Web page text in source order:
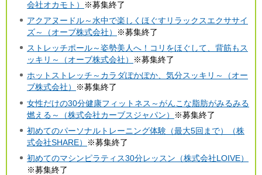
会社オカモト）
※募集終了
アクアヌードル～水中で楽しくほぐすリラックスエクササイ
ズ～（オーブ株式会社）
※募集終了
ストレッチポール～姿勢美人へ！コリをほぐして、背筋もス
ッキリ～（オーブ株式会社）
※募集終了
ホットストレッチ～カラダぽかぽか、気分スッキリ～（オー
ブ株式会社）
※募集終了
女性だけの30分健康フィットネス～がんこな脂肪がみるみる
燃える～（株式会社カーブスジャパン）
※募集終了
初めてのパーソナルトレーニング体験（最大5回まで）（株
式会社SHARE）
※募集終了
初めてのマシンピラティス30分レッスン（株式会社LOIVE）
※募集終了